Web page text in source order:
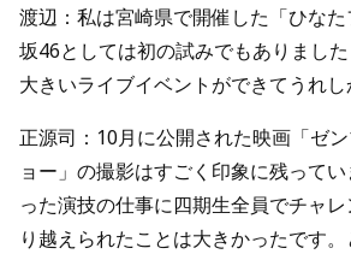
渡辺：私は宮崎県で開催した「ひな
坂46としては初の試みでもありまし
大きいライブイベントができてうれし
正源司：10月に公開された映画「ゼ
ョー」の撮影はすごく印象に残って
った演技の仕事に四期生全員でチャ
り越えられたことは大きかったです